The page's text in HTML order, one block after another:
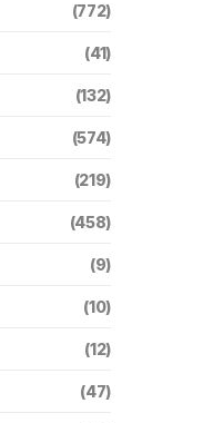
(772)
(41)
(132)
(574)
(219)
(458)
(9)
(10)
(12)
(47)